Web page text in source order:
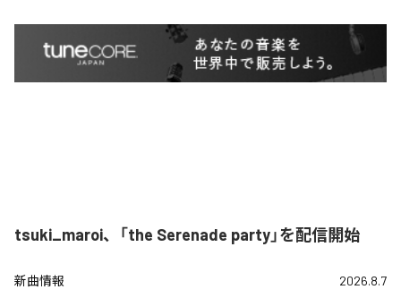
tsuki_maroi、「the Serenade party」を配信開始
新曲情報 2026.8.7